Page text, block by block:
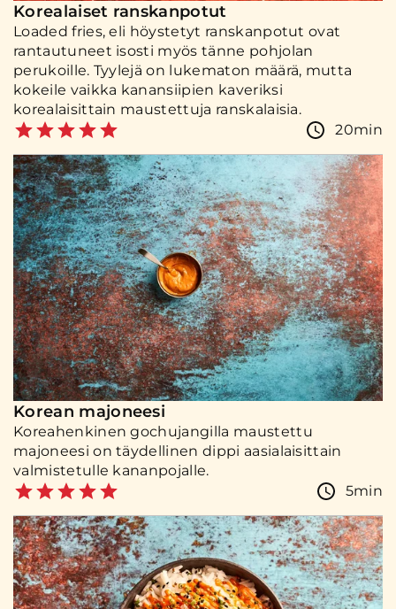
Korealaiset ranskanpotut
Loaded fries, eli höystetyt ranskanpotut ovat
rantautuneet isosti myös tänne pohjolan
perukoille. Tyylejä on lukematon määrä, mutta
kokeile vaikka kanansiipien kaveriksi
korealaisittain maustettuja ranskalaisia.
20min
Korean majoneesi
Koreahenkinen gochujangilla maustettu
majoneesi on täydellinen dippi aasialaisittain
valmistetulle kananpojalle.
5min